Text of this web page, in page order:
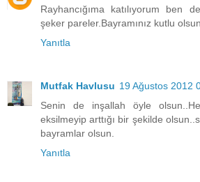
Rayhancığıma katılıyorum ben
şeker pareler.Bayramınız kutlu
Yanıtla
Mutfak Havlusu 19 Ağustos 2012
Senin de inşallah öyle
eksilmeyip arttığı bir şekilde
bayramlar olsun.
Yanıtla